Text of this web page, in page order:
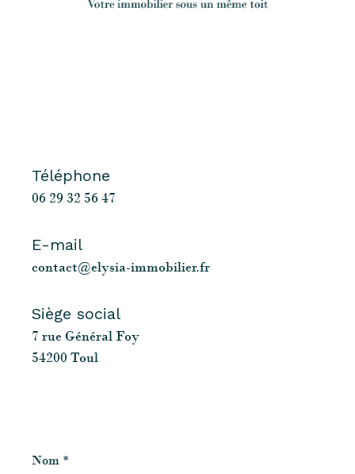
Téléphone
06 29 32 56 47
E-mail
contact@elysia-immobilier.fr
Siège social
7 rue Général Foy
54200 Toul
*